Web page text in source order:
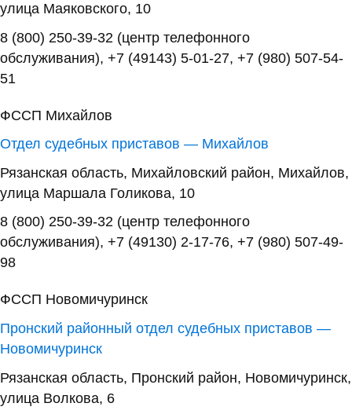
улица Маяковского, 10
8 (800) 250-39-32 (центр телефонного
обслуживания), +7 (49143) 5-01-27, +7 (980) 507-54-
51
ФССП Михайлов
Отдел судебных приставов — Михайлов
Рязанская область, Михайловский район, Михайлов,
улица Маршала Голикова, 10
8 (800) 250-39-32 (центр телефонного
обслуживания), +7 (49130) 2-17-76, +7 (980) 507-49-
98
ФССП Новомичуринск
Пронский районный отдел судебных приставов —
Новомичуринск
Рязанская область, Пронский район, Новомичуринск,
улица Волкова, 6